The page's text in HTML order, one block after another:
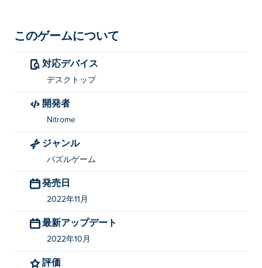
このゲームについて
対応デバイス
デスクトップ
開発者
Nitrome
ジャンル
パズルゲーム
発売日
2022年11月
最新アップデート
2022年10月
評価